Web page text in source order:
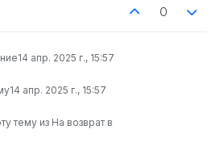
0
14 апр. 2025 г., 15:57
14 апр. 2025 г., 15:57
тему из На возврат в